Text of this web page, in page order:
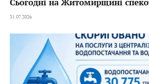
31.07.2026